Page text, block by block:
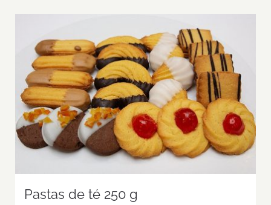
Pastas de té 250 g